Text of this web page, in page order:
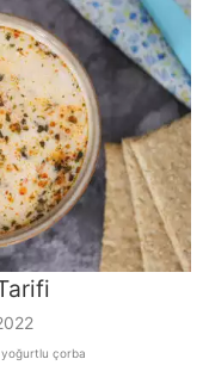
yoğurtlu çorba